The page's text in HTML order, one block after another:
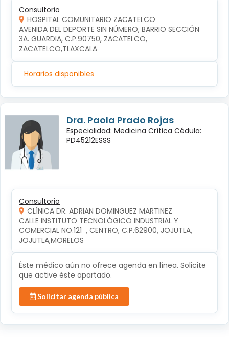
Consultorio
HOSPITAL COMUNITARIO ZACATELCO
AVENIDA DEL DEPORTE SIN NÚMERO, BARRIO SECCIÓN
3A. GUARDIA, C.P.90750, ZACATELCO,
ZACATELCO,TLAXCALA
Horarios disponibles
Dra. Paola Prado Rojas
Especialidad: Medicina Crítica Cédula:
PD45212ESSS
Consultorio
CLÍNICA DR. ADRIAN DOMINGUEZ MARTINEZ
CALLE INSTITUTO TECNOLÓGICO INDUSTRIAL Y
COMERCIAL NO.121  , CENTRO, C.P.62900, JOJUTLA,
JOJUTLA,MORELOS
Éste médico aún no ofrece agenda en línea. Solicite
que active éste apartado.
Solicitar agenda pública